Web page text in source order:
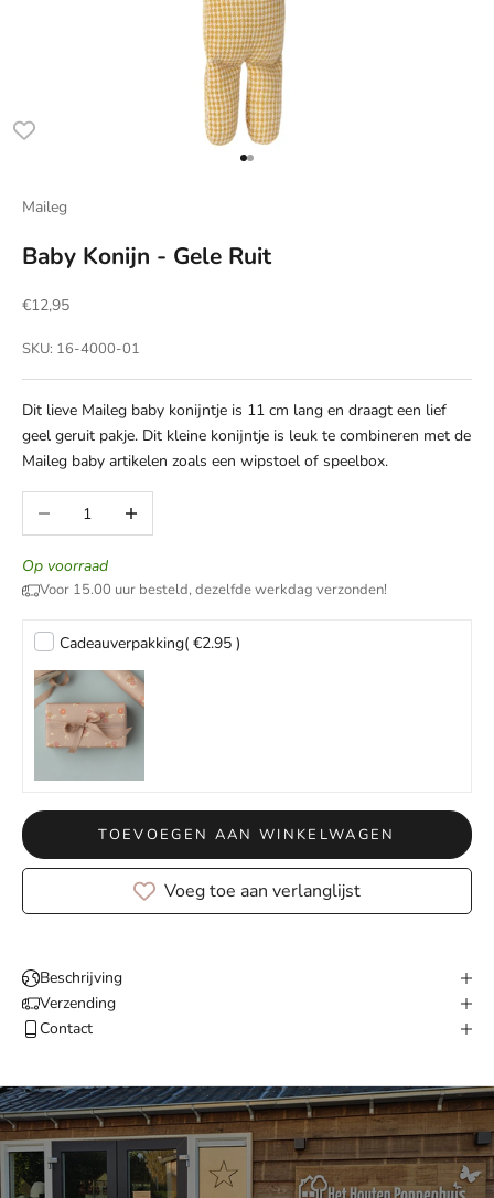
Naar artikel 1
Naar artikel 2
Maileg
Baby Konijn - Gele Ruit
Aanbiedingsprijs
€12,95
SKU: 16-4000-01
Dit lieve Maileg baby konijntje is 11 cm lang en draagt een lief
geel geruit pakje. Dit kleine konijntje is leuk te combineren met de
Maileg baby artikelen zoals een wipstoel of speelbox.
Aantal verlagenAantal verhogen
Op voorraad
Voor 15.00 uur besteld, dezelfde werkdag verzonden!
Cadeauverpakking( €2.95 )
TOEVOEGEN AAN WINKELWAGEN
Voeg toe aan verlanglijst
Beschrijving
Verzending
Contact